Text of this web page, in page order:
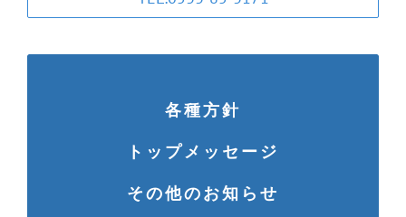
JAバンクのご案内
キャンペーン情報
各種方針
トップメッセージ
その他のお知らせ